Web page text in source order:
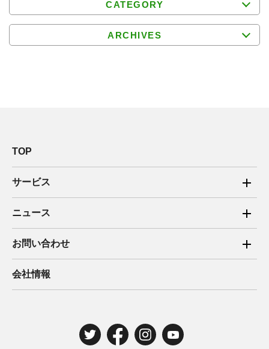
CATEGORY
ARCHIVES
TOP
サービス
ご家庭向け電力サービス
法人向け脱炭素サービス
住宅用太陽光売電 卒FIT
ニュース
2025年
2024年
お問い合わせ
ご家庭向け電力サービス・卒FIT電気の売電
法人向け脱炭素サービス・新電力向けサービス
電気工事のお申込み
会社情報